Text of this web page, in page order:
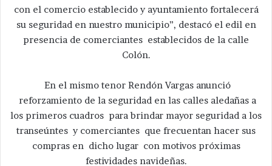
con el comercio establecido y ayuntamiento fortalecerá
su seguridad en nuestro municipio”, destacó el edil en
presencia de comerciantes establecidos de la calle
Colón.
En el mismo tenor Rendón Vargas anunció
reforzamiento de la seguridad en las calles aledañas a
los primeros cuadros para brindar mayor seguridad a los
transeúntes y comerciantes que frecuentan hacer sus
compras en dicho lugar con motivos próximas
festividades navideñas.